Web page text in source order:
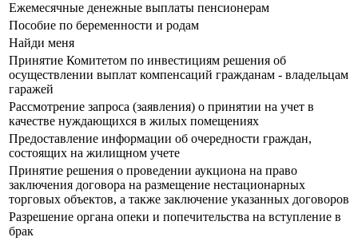
Ежемесячные денежные выплаты пенсионерам
Пособие по беременности и родам
Найди меня
Принятие Комитетом по инвестициям решения об
осуществлении выплат компенсаций гражданам - владельцам
гаражей
Рассмотрение запроса (заявления) о принятии на учет в
качестве нуждающихся в жилых помещениях
Предоставление информации об очередности граждан,
состоящих на жилищном учете
Принятие решения о проведении аукциона на право
заключения договора на размещение нестационарных
торговых объектов, а также заключение указанных договоров
Разрешение органа опеки и попечительства на вступление в
брак